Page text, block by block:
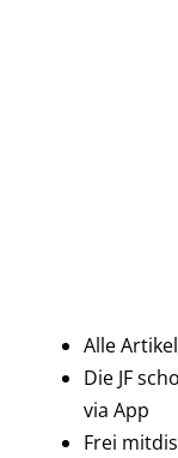
Alle
Die JF
via App
Frei